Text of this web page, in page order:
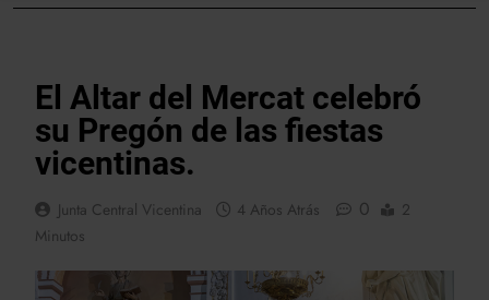
El Altar del Mercat celebró
su Pregón de las fiestas
vicentinas.
Junta Central Vicentina 4 Años Atrás 0
2
Minutos